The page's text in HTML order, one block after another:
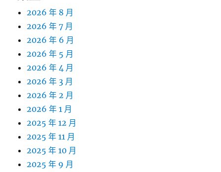
2026 年 8 月
2026 年 7 月
2026 年 6 月
2026 年 5 月
2026 年 4 月
2026 年 3 月
2026 年 2 月
2026 年 1 月
2025 年 12 月
2025 年 11 月
2025 年 10 月
2025 年 9 月